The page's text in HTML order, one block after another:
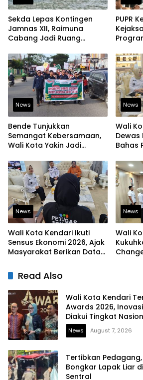
Sekda Lepas Kontingen
Jamnas XII, Raimuna
Cabang Jadi Ruang
dan Berjiwa Pemimpin
PUPR
News
Bende Tunjukkan
Semangat Kebersamaan,
Wali Kota Yakin Jadi
Lain
News
Wali
Dewas
Bahas
News
Wali Kota Kendari Ikuti
Sensus Ekonomi 2026, Ajak
Masyarakat Berikan Data
News
Wali
Read Also
Wali Kota Kendari
Awards 2026,
Diakui Tingkat
News August 7, 2026
Tertibkan
Bongkar Lapak Liar
Sentral